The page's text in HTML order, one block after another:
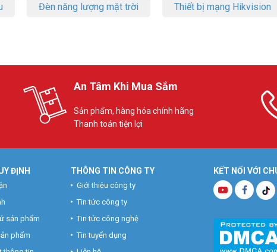
Đèn năng lượng mặt trời Thiết bị mạng Hikvision
An Tâm Khi Mua Sắm
Sản phẩm, hàng hóa chính hãng
Thanh toán tiện lợi
KẾT NỐI VỚI
ĐỊNH
sản phẩm
phẩm
THÔNG TIN CÔNG TY
Giới thiệu công ty
Tin tức công ty
Tin tức công nghệ
Tin tuyển dụng